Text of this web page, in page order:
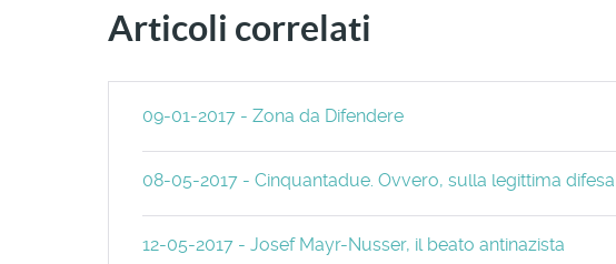
Articoli correlati
09-01-2017 - Zona da Difendere
08-05-2017 - Cinquantadue. Ovvero, sulla legittima
12-05-2017 - Josef Mayr-Nusser, il beato antinazista